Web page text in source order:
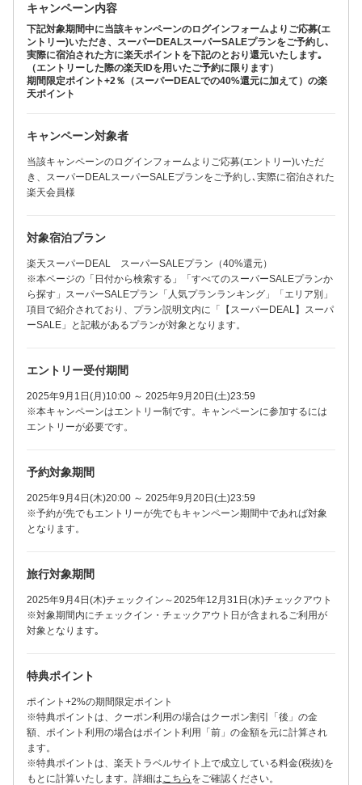
キャンペーン内容
下記対象期間中に当該キャンペーンのログインフォームよりご応募(エ
ントリー)いただき、スーパーDEALスーパーSALEプランをご予約し､
実際に宿泊された方に楽天ポイントを下記のとおり還元いたします｡
（エントリーした際の楽天IDを用いたご予約に限ります）
期間限定ポイント+2％（スーパーDEALでの40%還元に加えて）の楽
天ポイント
キャンペーン対象者
当該キャンペーンのログインフォームよりご応募(エントリー)いただ
き、スーパーDEALスーパーSALEプランをご予約し､実際に宿泊された
楽天会員様
対象宿泊プラン
楽天スーパーDEAL スーパーSALEプラン（40%還元）
※本ページの「日付から検索する」「すべてのスーパーSALEプランか
ら探す」スーパーSALEプラン「人気プランランキング」「エリア別」
項目で紹介されており、プラン説明文内に「【スーパーDEAL】スーパ
ーSALE」と記載があるプランが対象となります。
エントリー受付期間
2025年9月1日(月)10:00 ～ 2025年9月20日(土)23:59
※本キャンペーンはエントリー制です。キャンペーンに参加するには
エントリーが必要です。
予約対象期間
2025年9月4日(木)20:00 ～ 2025年9月20日(土)23:59
※予約が先でもエントリーが先でもキャンペーン期間中であれば対象
となります。
旅行対象期間
2025年9月4日(木)チェックイン～2025年12月31日(水)チェックアウト
※対象期間内にチェックイン・チェックアウト日が含まれるご利用が
対象となります｡
特典ポイント
ポイント+2%の期間限定ポイント
※特典ポイントは、クーポン利用の場合はクーポン割引「後」の金
額、ポイント利用の場合はポイント利用「前」の金額を元に計算され
ます。
※特典ポイントは、楽天トラベルサイト上で成立している料金(税抜)を
もとに計算いたします。詳細はこちら をご確認ください。